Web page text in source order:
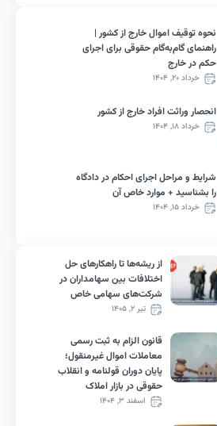
نحوه توقیف اموال خارج از کشور |
راهنمای گام‌به‌گام حقوقی برای اجرای
حکم در خارج
خرداد ۲۰, ۱۴۰۴
انحصار وراثت افراد خارج از کشور
خرداد ۱۸, ۱۴۰۴
شرایط و مراحل اجرای احکام در دادگاه
را بشناسید + موارد خاص آن
خرداد ۱۵, ۱۴۰۴
از ریشه‌ها تا راهکارهای حل
اختلافات بین سهامداران در
شرکت‌های سهامی خاص
تیر ۲, ۱۴۰۵
قانون الزام به ثبت رسمی
معاملات اموال غیرمنقول؛
پایان دوران قولنامه و انقلاب
حقوقی در بازار املاک
اسفند ۳, ۱۴۰۴